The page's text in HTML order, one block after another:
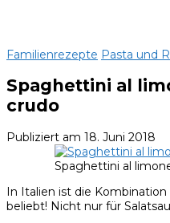
Familienrezepte Pasta und
Spaghettini al
crudo
Publiziert am 18. Juni 2018
Spaghettini al
In Italien ist die Kombination
beliebt! Nicht nur für